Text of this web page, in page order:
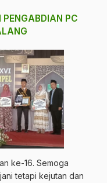
PC
ke-16. Semoga
tetapi kejutan dan